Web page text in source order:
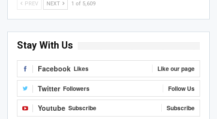
PREV NEXT 1 of 5,609
Stay With Us
Facebook Likes Like our page
Twitter Followers Follow Us
Youtube Subscribe Subscribe